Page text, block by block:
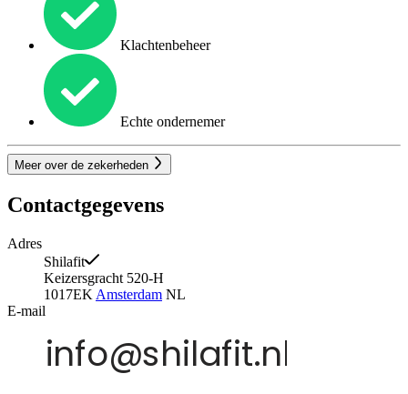
Klachtenbeheer
Echte ondernemer
Meer over de zekerheden
Contactgegevens
Adres
Shilafit
Keizersgracht 520-H
1017EK Amsterdam NL
E-mail